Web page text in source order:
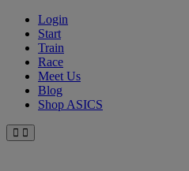
Login
Start
Train
Race
Meet Us
Blog
Shop ASICS